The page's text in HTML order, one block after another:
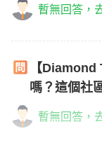
暫無回答，
【
嗎？這個社
暫無回答，